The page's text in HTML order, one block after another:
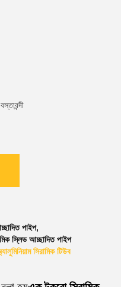
পাইপ,
স্লিভ আচ্ছাদিত পাইপ
সিরামিক টিউব